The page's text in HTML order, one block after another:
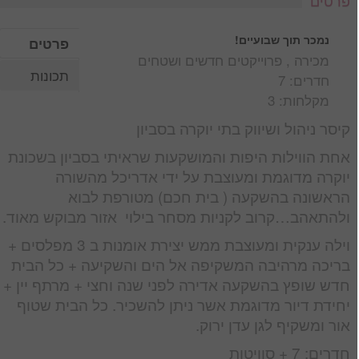
פרטים
תכונות
נמכר תוך שבועיים!
מכירה , פרוייקטים חדשים ושטחים
חדרים: 7
מקלחות: 3
קיסר ניהול ושיווק בתי יוקרה בסביון
אחת הווילות היפות והמושקעות שראיתי בסביון בשכונת
יוקרה מדוגמת ומעוצבת על ידי אדריכל מהשורה
הראשונה בהשקעה ( בית חכם) מטורפת לבוא
ולהתאהב…קרוב לקניות מסחר בילוי אזור מבוקש מאוד.
וילה ענקית ומעוצבת ממש יצירת אומנות ב 3 מפלסים +
בריכה מרהיבה המשקיפה אל הים והשקיעה + כל הבית
חדש שופץ בהשקעה אדירה לפני שנה וחצי + מרתף יין +
יחידת דיור מדוגמת אשר ניתן להשכיר. כל הבית שטוף
אור ומשקיף לגן עדן ירוק.
חדרים: 7 + סוויטות